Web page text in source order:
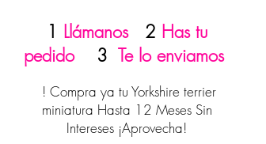
1 Llámanos 2 Has tu
pedido3 Te lo enviamos
! Compra ya tu Yorkshire terrier
miniatura Hasta 12 Meses Sin
Intereses ¡Aprovecha!